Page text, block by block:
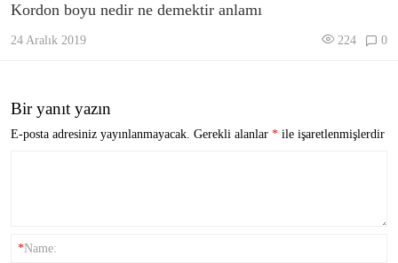
Kordon boyu nedir ne demektir anlamı
24 Aralık 2019 224 0
Bir yanıt yazın
E-posta adresiniz yayınlanmayacak. Gerekli alanlar * ile işaretlenmişlerdir
*Name: